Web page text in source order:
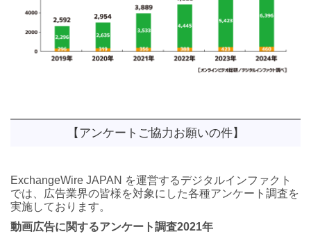
【アンケートご協力お願いの件】
ExchangeWire JAPAN を運営するデジタルインファクト
では、広告業界の皆様を対象にした各種アンケート調査を
実施しております。
動画広告に関するアンケート調査2021年